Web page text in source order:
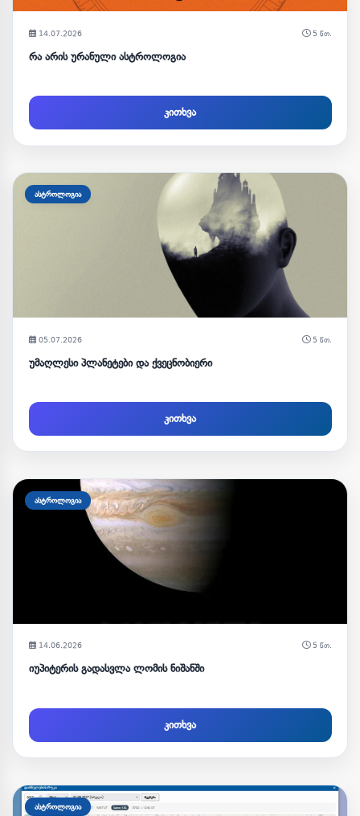
14.07.2026 5 წთ.
რა არის ურანული ასტროლოგია
კითხვა
ასტროლოგია
05.07.2026 5 წთ.
უმაღლესი პლანეტები და ქვეცნობიერი
კითხვა
ასტროლოგია
14.06.2026 5 წთ.
იუპიტერის გადასვლა ლომის ნიშანში
კითხვა
ასტროლოგია